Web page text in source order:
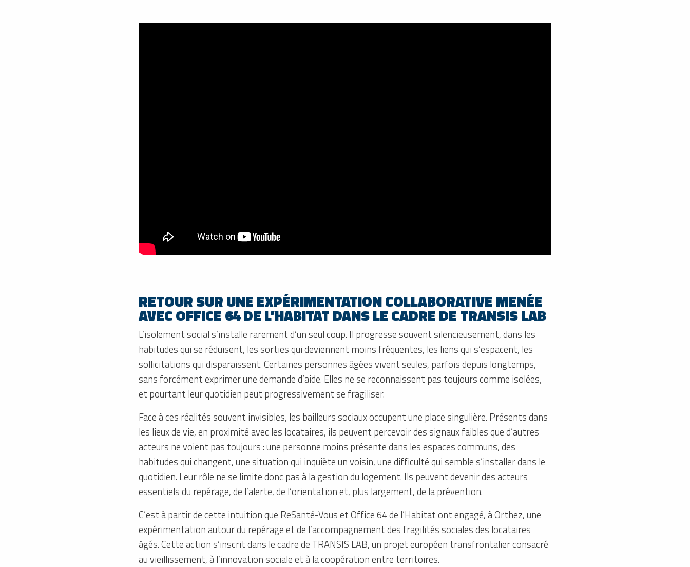
RETOUR SUR UNE EXPÉRIMENTATION COLLABORATIVE MENÉE
AVEC OFFICE 64 DE L’HABITAT DANS LE CADRE DE TRANSIS LAB
L’isolement social s’installe rarement d’un seul coup. Il progresse souvent silencieusement, dans les
habitudes qui se réduisent, les sorties qui deviennent moins fréquentes, les liens qui s’espacent, les
sollicitations qui disparaissent. Certaines personnes âgées vivent seules, parfois depuis longtemps,
sans forcément exprimer une demande d’aide. Elles ne se reconnaissent pas toujours comme isolées,
et pourtant leur quotidien peut progressivement se fragiliser.
Face à ces réalités souvent invisibles, les bailleurs sociaux occupent une place singulière. Présents dans
les lieux de vie, en proximité avec les locataires, ils peuvent percevoir des signaux faibles que d’autres
acteurs ne voient pas toujours : une personne moins présente dans les espaces communs, des
habitudes qui changent, une situation qui inquiète un voisin, une difficulté qui semble s’installer dans le
quotidien. Leur rôle ne se limite donc pas à la gestion du logement. Ils peuvent devenir des acteurs
essentiels du repérage, de l’alerte, de l’orientation et, plus largement, de la prévention.
C’est à partir de cette intuition que ReSanté-Vous et Office 64 de l’Habitat ont engagé, à Orthez, une
expérimentation autour du repérage et de l’accompagnement des fragilités sociales des locataires
âgés. Cette action s’inscrit dans le cadre de TRANSIS LAB, un projet européen transfrontalier consacré
au vieillissement, à l’innovation sociale et à la coopération entre territoires.